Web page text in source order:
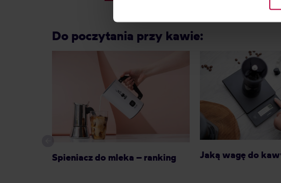
Do poczytania przy kawie:
Spieniacz do mleka – ranking Jaką wagę do